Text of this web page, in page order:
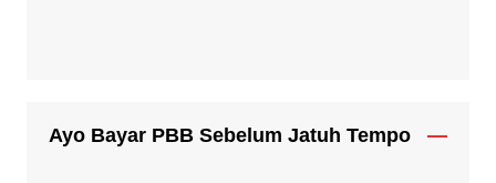
Ayo Bayar PBB Sebelum Jatuh Tempo